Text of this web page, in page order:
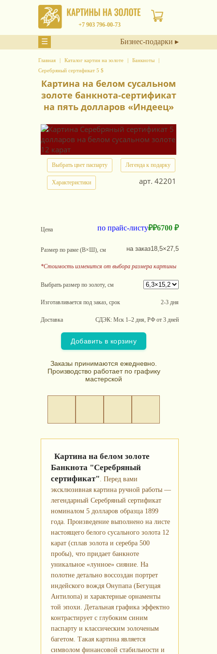
+7 903 796-00-73
☰ Бизнес-подарки ▸
Главная Каталог картин на золоте
Банкноты
Серебряный сертификат 5 $
Картина на белом сусальном
золоте банкнота-сертификат
на пять долларов «Индеец»
Выбрать цвет паспарту Легенда к подарку
Характеристики арт. 42201
Цена 6700 ₽
₽
₽
по прайс-листу
Размер по раме (В×Ш), см 18,5×27,5
на заказ
*Стоимость изменится от выбора размера картины
Выбрать размер по золоту, см
Изготавливается под заказ, срок 2-3 дня
Доставка СДЭК: Мск 1–2 дня, РФ от 3 дней
Добавить в корзину
Заказы принимаются ежедневно.
Производство работает по графику
мастерской
Картина на белом золоте
Банкнота "Серебряный
сертификат". Перед вами
эксклюзивная картина ручной работы —
легендарный Серебряный сертификат
номиналом 5 долларов образца 1899
года. Произведение выполнено на листе
настоящего белого сусального золота 12
карат (сплав золота и серебра 500
пробы), что придает банкноте
уникальное «лунное» сияние. На
полотне детально воссоздан портрет
индейского вождя Онупапа (Бегущая
Антилопа) и характерные орнаменты
той эпохи. Детальная графика эффектно
контрастирует с глубоким синим
паспарту и классическим золоченым
багетом. Такая картина является
символом финансовой стабильности и